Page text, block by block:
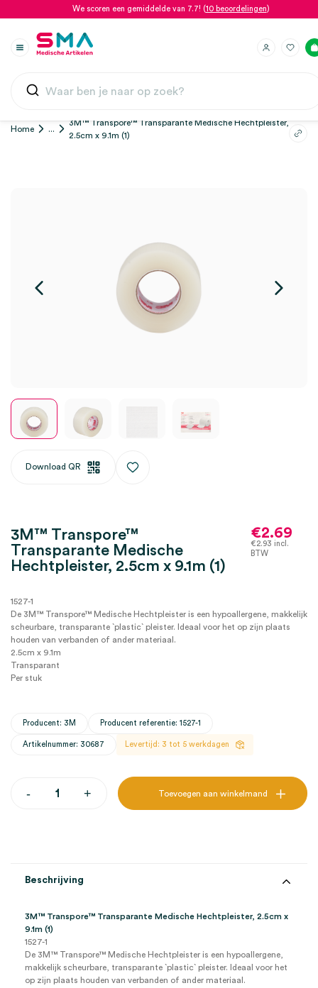
We scoren een gemiddelde van 7.7! (10 beoordelingen)
Home ...
3M™ Transpore™ Transparante Medische Hechtpleister,
2.5cm x 9.1m (1)
Download QR
3M™ Transpore™
Transparante Medische
Hechtpleister, 2.5cm x 9.1m (1)
€2.69
€2.93 incl.
BTW
1527-1
De 3M™ Transpore™ Medische Hechtpleister is een hypoallergene, makkelijk
scheurbare, transparante `plastic` pleister. Ideaal voor het op zijn plaats
houden van verbanden of ander materiaal.
2.5cm x 9.1m
Transparant
Per stuk
Producent: 3M Producent referentie: 1527-1
Artikelnummer: 30687 Levertijd: 3 tot 5 werkdagen
-
9.1m
+ Toevoegen aan winkelmand
Beschrijving
3M™ Transpore™ Transparante Medische Hechtpleister, 2.5cm x
9.1m (1)
1527-1
De 3M™ Transpore™ Medische Hechtpleister is een hypoallergene,
makkelijk scheurbare, transparante `plastic` pleister. Ideaal voor het
op zijn plaats houden van verbanden of ander materiaal.